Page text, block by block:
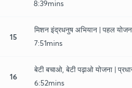
8:39mins
15
मिशन इंद्रधनुष अभियान | पहल
7:51mins
16
बेटी बचाओ, बेटी पढ़ाओ योजना |
6:52mins